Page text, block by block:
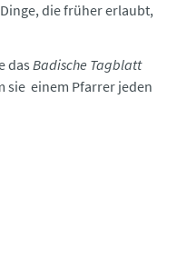
die früher erlaubt,
das Badische Tagblatt
sie einem Pfarrer jeden